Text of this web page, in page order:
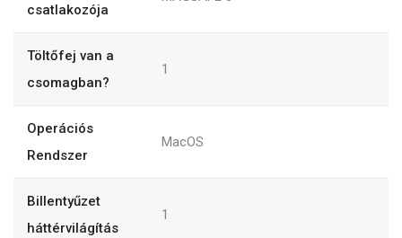
csatlakozója
Töltőfej van a
csomagban?
1
Operációs
Rendszer
MacOS
Billentyűzet
háttérvilágítás
1